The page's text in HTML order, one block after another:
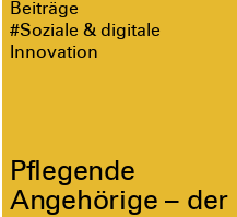
Beiträge
#Soziale & digitale
Innovation
Pflegende
Angehörige – der